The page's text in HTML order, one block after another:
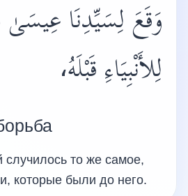
وَقَعَ لِسَيِّدِنَا عِيسَىٰ
لِلأَنْبِيَاءِ قَبْلَهُ،
то же самое,
которые были до него.